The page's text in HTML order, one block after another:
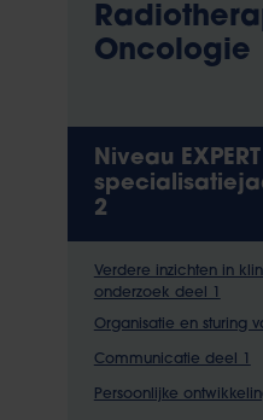
Oncologie
Niveau EXPERT
2
Verdere inzichten in
onderzoek deel 1
Organisatie en sturing
Communicatie deel 1
Persoonlijke